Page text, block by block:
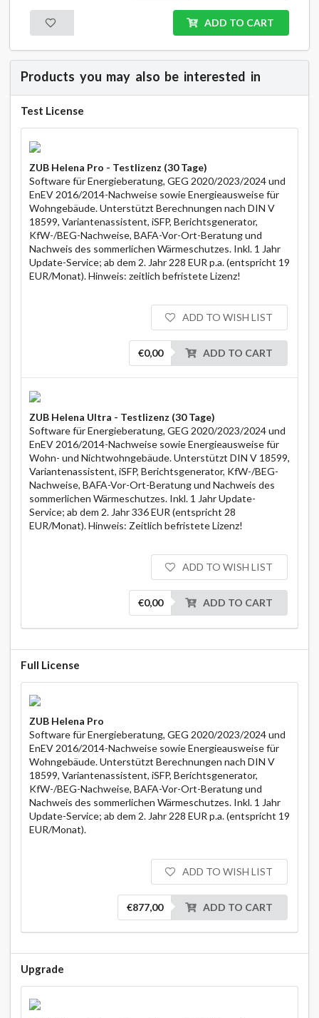
ADD TO CART
Products you may also be interested in
Test License
ZUB Helena Pro - Testlizenz (30 Tage)
Software für Energieberatung, GEG 2020/2023/2024 und
EnEV 2016/2014-Nachweise sowie Energieausweise für
Wohngebäude. Unterstützt Berechnungen nach DIN V
18599, Variantenassistent, iSFP, Berichtsgenerator,
KfW-/BEG-Nachweise, BAFA-Vor-Ort-Beratung und
Nachweis des sommerlichen Wärmeschutzes. Inkl. 1 Jahr
Update-Service; ab dem 2. Jahr 228 EUR p.a. (entspricht 19
EUR/Monat). Hinweis: zeitlich befristete Lizenz!
ADD TO WISH LIST
€0,00 ADD TO CART
ZUB Helena Ultra - Testlizenz (30 Tage)
Software für Energieberatung, GEG 2020/2023/2024 und
EnEV 2016/2014-Nachweise sowie Energieausweise für
Wohn- und Nichtwohngebäude. Unterstützt DIN V 18599,
Variantenassistent, iSFP, Berichtsgenerator, KfW-/BEG-
Nachweise, BAFA-Vor-Ort-Beratung und Nachweis des
sommerlichen Wärmeschutzes. Inkl. 1 Jahr Update-
Service; ab dem 2. Jahr 336 EUR (entspricht 28
EUR/Monat). Hinweis: Zeitlich befristete Lizenz!
ADD TO WISH LIST
€0,00 ADD TO CART
Full License
ZUB Helena Pro
Software für Energieberatung, GEG 2020/2023/2024 und
EnEV 2016/2014-Nachweise sowie Energieausweise für
Wohngebäude. Unterstützt Berechnungen nach DIN V
18599, Variantenassistent, iSFP, Berichtsgenerator,
KfW-/BEG-Nachweise, BAFA-Vor-Ort-Beratung und
Nachweis des sommerlichen Wärmeschutzes. Inkl. 1 Jahr
Update-Service; ab dem 2. Jahr 228 EUR p.a. (entspricht 19
EUR/Monat).
ADD TO WISH LIST
€877,00 ADD TO CART
Upgrade